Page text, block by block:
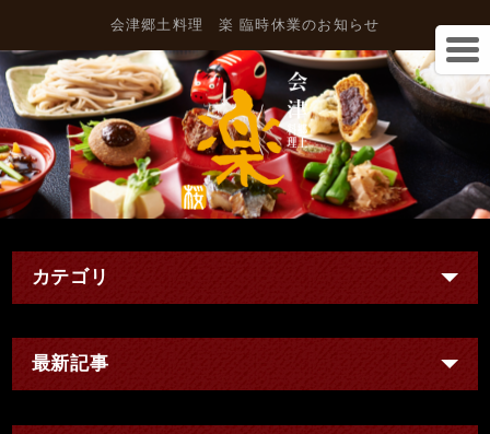
会津郷土料理 楽 臨時休業のお知らせ
カテゴリ
最新記事